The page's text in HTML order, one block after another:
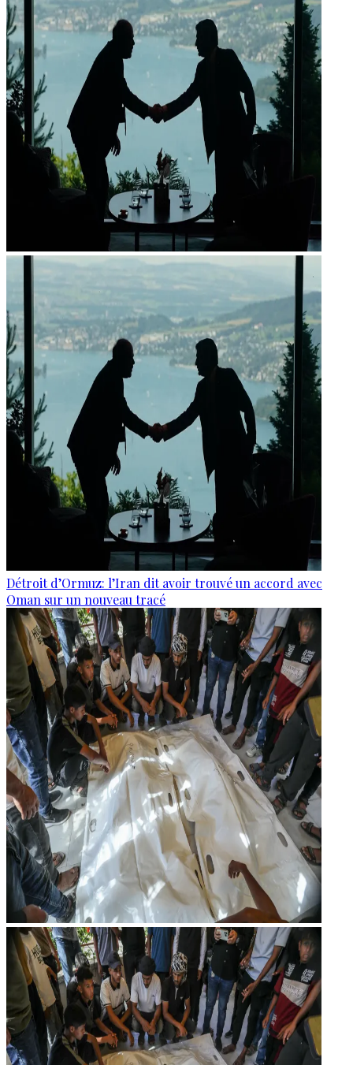
Détroit d’Ormuz: l’Iran dit avoir trouvé un accord avec
Oman sur un nouveau tracé